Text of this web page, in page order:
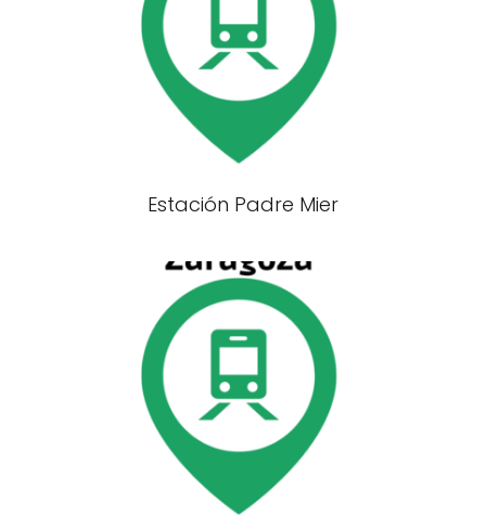
Estación Padre Mier